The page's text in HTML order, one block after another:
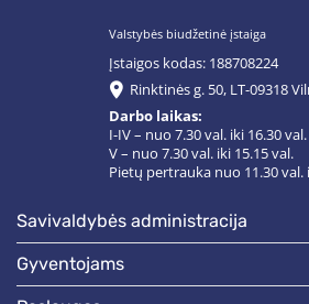
Valstybės biudžetinė įstaiga
Įstaigos kodas: 188708224
Rinktinės g. 50, LT-09318
Darbo laikas:
I-IV – nuo 7.30 val. iki 16.30 val.
V – nuo 7.30 val. iki 15.15 val.
Pietų pertrauka nuo 11.30 val.
savivaldybės administracija
gyventojams